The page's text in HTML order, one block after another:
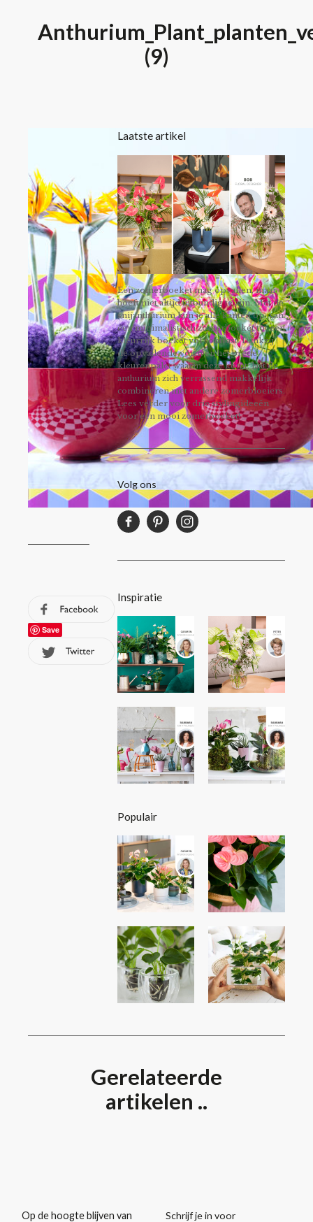
(9)
Save
Laatste artikel
Een zomerboeket mag opvallen, maar
hoeft niet altijd uitbundig te zijn. Met de
snijanthurium kun je alle kanten op: van
een minimalistisch zomerboeket tot een
kleurrijk boeket vol contrast. Dankzij
de opvallende vorm en het brede
kleurenpalet waarin deze komt, laat de
anthurium zich verrassend makkelijk
combineren met andere zomerbloeiers.
Lees verder voor drie stylingideeën
voor een mooi zomerboeket!
Volg ons
Inspiratie
Populair
Gerelateerde
artikelen ..
Op de hoogte blijven van
Schrijf je in voor